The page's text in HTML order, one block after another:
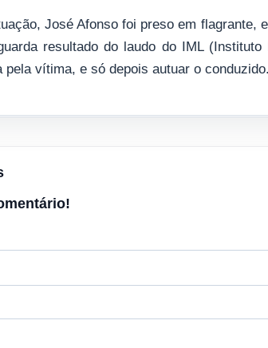
José Afonso foi preso em flagrante,
resultado do laudo do IML
pela vítima, e só depois autuar o conduzido.